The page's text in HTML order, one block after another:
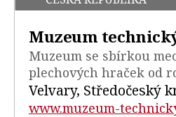
Muzeum
Muzeum se sbírkou
plechových hraček od
Velvary, Středočeský
www.muzeum-